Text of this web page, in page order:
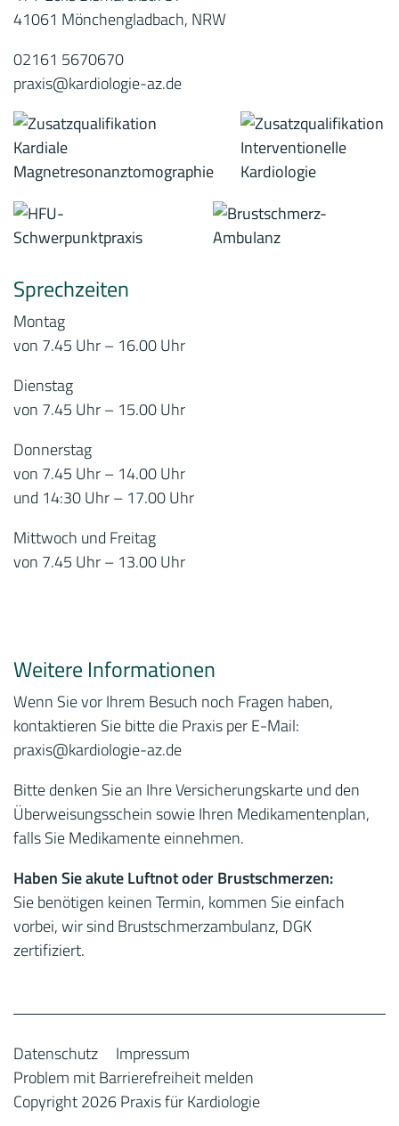
41061 Mönchengladbach, NRW
02161 5670670
praxis@kardiologie-az.de
Sprechzeiten
Montag
von 7.45 Uhr – 16.00 Uhr
Dienstag
von 7.45 Uhr – 15.00 Uhr
Donnerstag
von 7.45 Uhr – 14.00 Uhr
und 14:30 Uhr – 17.00 Uhr
Mittwoch und Freitag
von 7.45 Uhr – 13.00 Uhr
Weitere Informationen
Wenn Sie vor Ihrem Besuch noch Fragen haben,
kontaktieren Sie bitte die Praxis per E-Mail:
praxis@kardiologie-az.de
Bitte denken Sie an Ihre Versicherungskarte und den
Überweisungsschein sowie Ihren Medikamentenplan,
falls Sie Medikamente einnehmen.
Haben Sie akute Luftnot oder Brustschmerzen:
Sie benötigen keinen Termin, kommen Sie einfach
vorbei, wir sind Brustschmerzambulanz, DGK
zertifiziert.
Datenschutz
Impressum
Problem mit Barrierefreiheit melden
Copyright 2026 Praxis für Kardiologie